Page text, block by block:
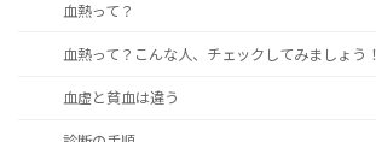
血熱って？
血熱って？こんな人、チェックしてみましょう！
血虚と貧血は違う